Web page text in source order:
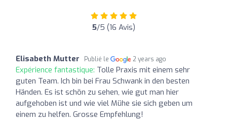
5/5 (16 Avis)
Elisabeth Mutter Publié le 2 years ago
Expérience fantastique: Tolle Praxis mit einem sehr
guten Team. Ich bin bei Frau Schwank in den besten
Händen. Es ist schön zu sehen, wie gut man hier
aufgehoben ist und wie viel Mühe sie sich geben um
einem zu helfen. Grosse Empfehlung!